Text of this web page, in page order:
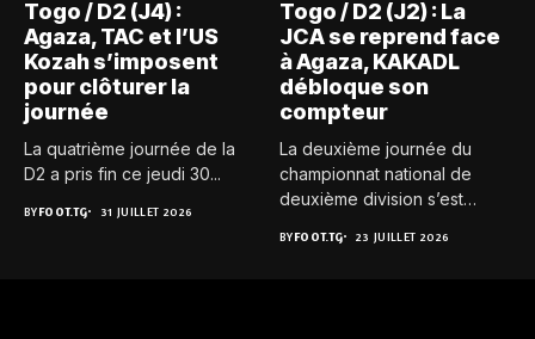
Togo / D2 (J4) :
Agaza, TAC et l’US
Kozah s’imposent
pour clôturer la
journée
La quatrième journée de la
D2 a pris fin ce jeudi 30...
BYFOOT.TG 31 JUILLET 2026
Togo / D2 (J2) : La
JCA se reprend face
à Agaza, KAKADL
débloque son
compteur
La deuxième journée du
championnat national de
deuxième division s’est
BYFOOT.TG 23 JUILLET 2026